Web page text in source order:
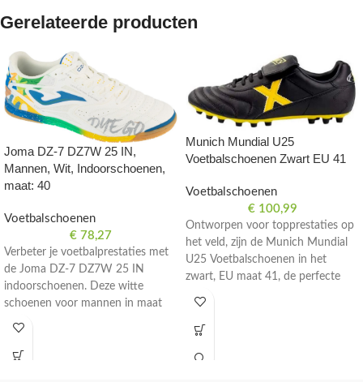
Gerelateerde producten
Joma DZ-7 DZ7W 25 IN,
Mannen, Wit, Indoorschoenen,
maat: 40
Voetbalschoenen
€ 78,27
Verbeter je voetbalprestaties met
de Joma DZ-7 DZ7W 25 IN
indoorschoenen. Deze witte
schoenen voor mannen in maat
Munich Mundial U25
Voetbalschoenen Zwart EU 41
Voetbalschoenen
€100,99
Ontworpen voor topprestaties op
het veld, zijn de Munich Mundial
U25 Voetbalschoenen in het
zwart, EU maat 41, de perfecte